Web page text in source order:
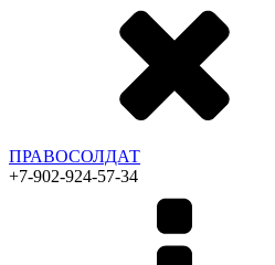
ПРАВОСОЛДАТ
+7-902-924-57-34